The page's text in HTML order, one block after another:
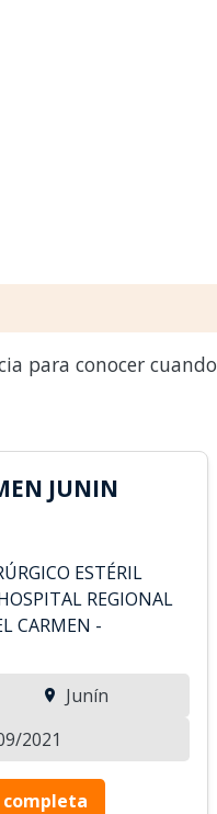
para conocer cuando
JUNIN
ESTÉRIL
REGIONAL
CARMEN -
Junín
2021
completa